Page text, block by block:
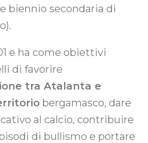
biennio secondaria di
e ha come obiettivi
di favorire
tra Atalanta e
bergamasco, dare
al calcio, contribuire
di bullismo e portare